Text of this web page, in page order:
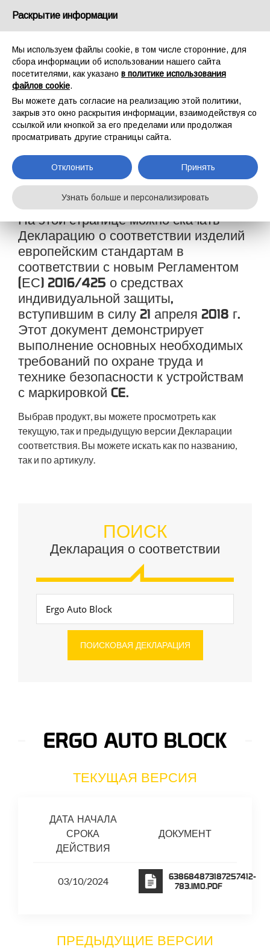
Россия
ДЕКЛАРАЦИЯ О
СООТВЕТСТВИИ
На этой странице можно скачать
Декларацию о соответствии изделий
европейским стандартам в
соответствии с новым Регламентом
(ЕС) 2016/425 о средствах
индивидуальной защиты,
вступившим в силу 21 апреля 2018 г.
Этот документ демонстрирует
выполнение основных необходимых
требований по охране труда и
технике безопасности к устройствам
с маркировкой CE.
Выбрав продукт, вы можете просмотреть как
текущую, так и предыдущую версии Декларации
соответствия. Вы можете искать как по названию,
так и по артикулу.
ПОИСК
Декларация о соответствии
ERGO AUTO BLOCK
ТЕКУЩАЯ ВЕРСИЯ
ДАТА НАЧАЛА
СРОКА
ДЕЙСТВИЯ
ДОКУМЕНТ
03/10/2024
638684873187257412-
783.IM0.PDF
ПРЕДЫДУЩИЕ ВЕРСИИ
Раскрытие информации
Мы используем файлы cookie, в том числе сторонние, для
сбора информации об использовании нашего сайта
посетителями, как указано в политике использования
файлов cookie.
Вы можете дать согласие на реализацию этой политики,
закрыв это окно раскрытия информации, взаимодействуя со
ссылкой или кнопкой за его пределами или продолжая
просматривать другие страницы сайта.
Отклонить Принять
Узнать больше и персонализировать